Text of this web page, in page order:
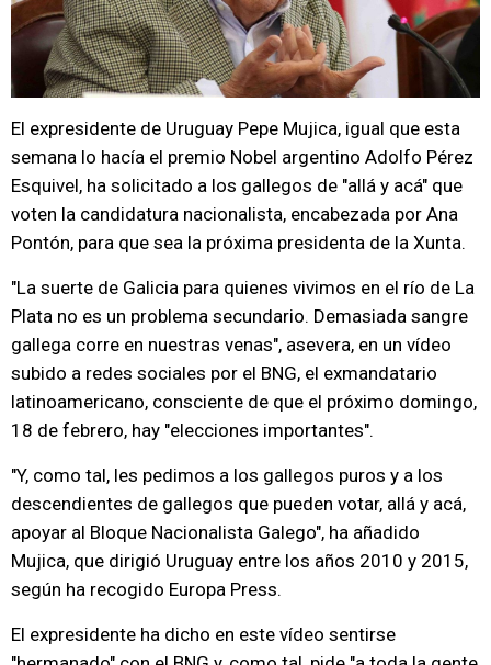
El expresidente de Uruguay Pepe Mujica, igual que esta
semana lo hacía el premio Nobel argentino Adolfo Pérez
Esquivel, ha solicitado a los gallegos de "allá y acá" que
voten la candidatura nacionalista, encabezada por Ana
Pontón, para que sea la próxima presidenta de la Xunta.
"La suerte de Galicia para quienes vivimos en el río de La
Plata no es un problema secundario. Demasiada sangre
gallega corre en nuestras venas", asevera, en un vídeo
subido a redes sociales por el BNG, el exmandatario
latinoamericano, consciente de que el próximo domingo,
18 de febrero, hay "elecciones importantes".
"Y, como tal, les pedimos a los gallegos puros y a los
descendientes de gallegos que pueden votar, allá y acá,
apoyar al Bloque Nacionalista Galego", ha añadido
Mujica, que dirigió Uruguay entre los años 2010 y 2015,
según ha recogido Europa Press.
El expresidente ha dicho en este vídeo sentirse